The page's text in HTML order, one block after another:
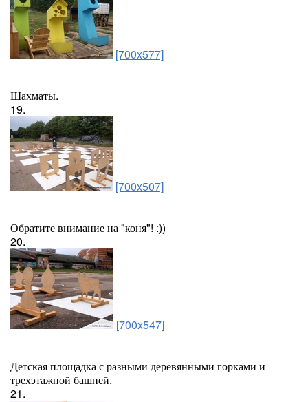
[700x577]
Шахматы.
19.
[700x507]
Обратите внимание на "коня"! :))
20.
[700x547]
Детская площадка с разными деревянными горками и
трехэтажной башней.
21.